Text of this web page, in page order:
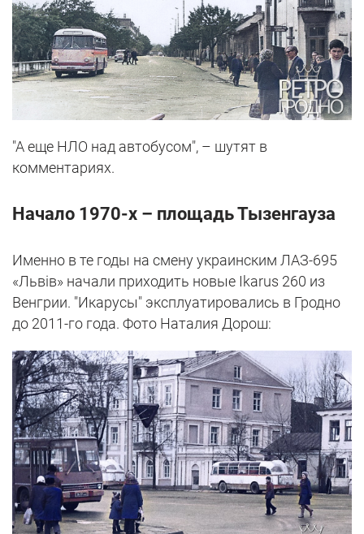
"А еще НЛО над автобусом", – шутят в
комментариях.
Начало 1970-х – площадь Тызенгауза
Именно в те годы на смену украинским ЛАЗ-695
«Львів» начали приходить новые Ikarus 260 из
Венгрии. "Икарусы" эксплуатировались в Гродно
до 2011-го года. Фото Наталия Дорош: